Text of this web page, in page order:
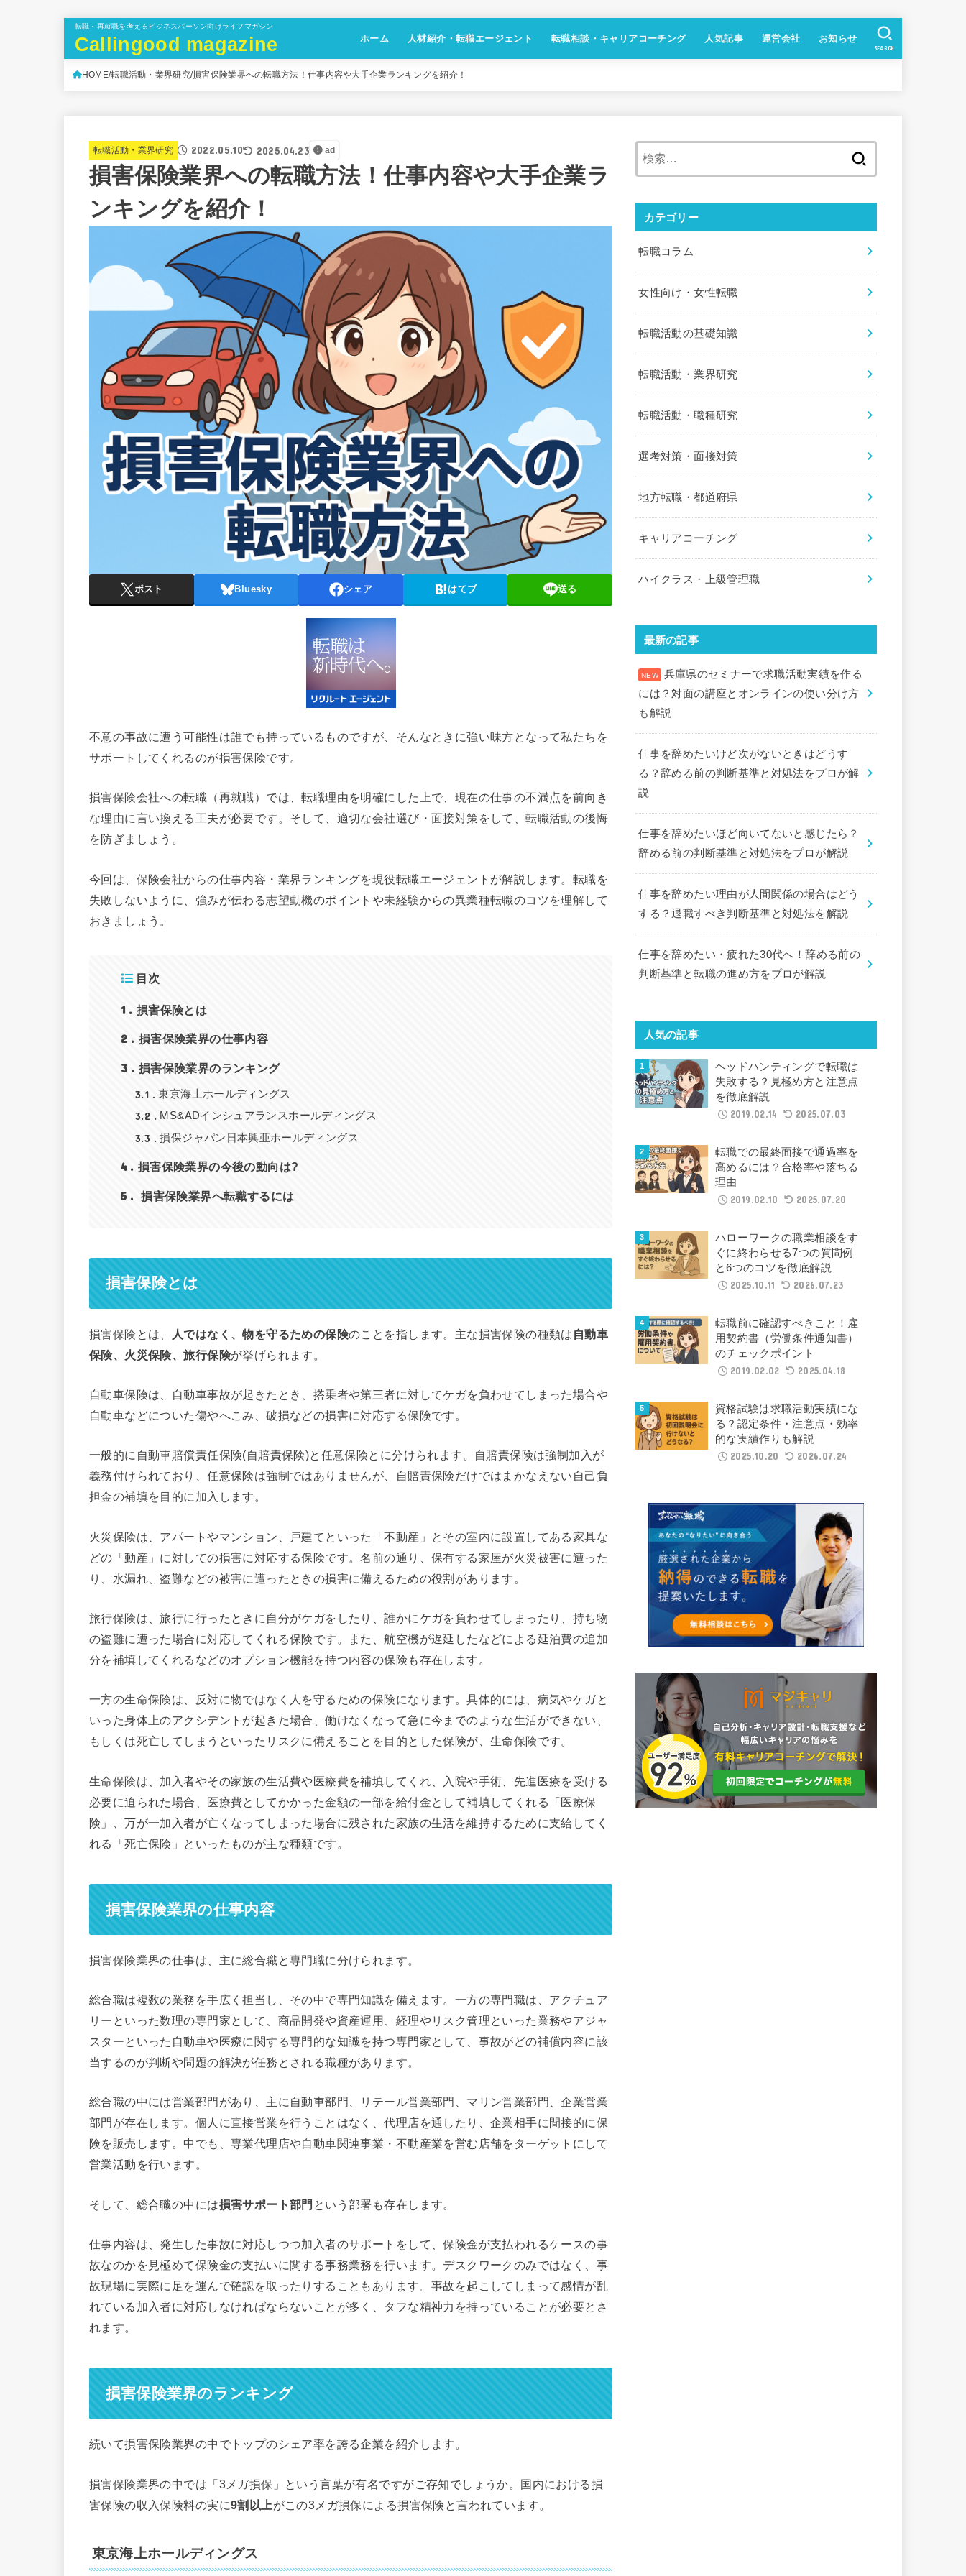
転職・再就職を考えるビジネスパーソン向けライフマガジン
Callingood magazine ホーム 人材紹介・転職エージェント 転職相談・キャリアコーチング 人気記事 運営会社 お知らせ
SEARCH
HOME 転職活動・業界研究 損害保険業界への転職方法！仕事内容や大手企業ランキングを紹介！
転職活動・業界研究 2022.05.10 2025.04.23 ad
損害保険業界への転職方法！仕事内容や大手企業ラ
ンキングを紹介！
ポスト Bluesky シェア はてブ 送る
不意の事故に遭う可能性は誰でも持っているものですが、そんなときに強い味方となって私たちを
サポートしてくれるのが損害保険です。
損害保険会社への転職（再就職）では、転職理由を明確にした上で、現在の仕事の不満点を前向き
な理由に言い換える工夫が必要です。そして、適切な会社選び・面接対策をして、転職活動の後悔
を防ぎましょう。
今回は、保険会社からの仕事内容・業界ランキングを現役転職エージェントが解説します。転職を
失敗しないように、強みが伝わる志望動機のポイントや未経験からの異業種転職のコツを理解して
おきましょう。
目次
1 損害保険とは
2 損害保険業界の仕事内容
3 損害保険業界のランキング
3.1 東京海上ホールディングス
3.2 MS&ADインシュアランスホールディングス
3.3 損保ジャパン日本興亜ホールディングス
4 損害保険業界の今後の動向は?
5 損害保険業界へ転職するには
損害保険とは
損害保険とは、 人ではなく、物を守るための保険のことを指します。主な損害保険の種類は 自動車
保険、火災保険、旅行保険が挙げられます。
自動車保険は、自動車事故が起きたとき、搭乗者や第三者に対してケガを負わせてしまった場合や
自動車などについた傷やへこみ、破損などの損害に対応する保険です。
一般的に自動車賠償責任保険(自賠責保険)と任意保険とに分けられます。自賠責保険は強制加入が
義務付けられており、任意保険は強制ではありませんが、自賠責保険だけではまかなえない自己負
担金の補填を目的に加入します。
火災保険は、アパートやマンション、戸建てといった「不動産」とその室内に設置してある家具な
どの「動産」に対しての損害に対応する保険です。名前の通り、保有する家屋が火災被害に遭った
り、水漏れ、盗難などの被害に遭ったときの損害に備えるための役割があります。
旅行保険は、旅行に行ったときに自分がケガをしたり、誰かにケガを負わせてしまったり、持ち物
の盗難に遭った場合に対応してくれる保険です。また、航空機が遅延したなどによる延泊費の追加
分を補填してくれるなどのオプション機能を持つ内容の保険も存在します。
一方の生命保険は、反対に物ではなく人を守るための保険になります。具体的には、病気やケガと
いった身体上のアクシデントが起きた場合、働けなくなって急に今までのような生活ができない、
もしくは死亡してしまうといったリスクに備えることを目的とした保険が、生命保険です。
生命保険は、加入者やその家族の生活費や医療費を補填してくれ、入院や手術、先進医療を受ける
必要に迫られた場合、医療費としてかかった金額の一部を給付金として補填してくれる「医療保
険」、万が一加入者が亡くなってしまった場合に残された家族の生活を維持するために支給してく
れる「死亡保険」といったものが主な種類です。
損害保険業界の仕事内容
損害保険業界の仕事は、主に総合職と専門職に分けられます。
総合職は複数の業務を手広く担当し、その中で専門知識を備えます。一方の専門職は、アクチュア
リーといった数理の専門家として、商品開発や資産運用、経理やリスク管理といった業務やアジャ
スターといった自動車や医療に関する専門的な知識を持つ専門家として、事故がどの補償内容に該
当するのが判断や問題の解決が任務とされる職種があります。
総合職の中には営業部門があり、主に自動車部門、リテール営業部門、マリン営業部門、企業営業
部門が存在します。個人に直接営業を行うことはなく、代理店を通したり、企業相手に間接的に保
険を販売します。中でも、専業代理店や自動車関連事業・不動産業を営む店舗をターゲットにして
営業活動を行います。
そして、総合職の中には損害サポート部門 という部署も存在します。
仕事内容は、発生した事故に対応しつつ加入者のサポートをして、保険金が支払われるケースの事
故なのかを見極めて保険金の支払いに関する事務業務を行います。デスクワークのみではなく、事
故現場に実際に足を運んで確認を取ったりすることもあります。事故を起こしてしまって感情が乱
れている加入者に対応しなければならないことが多く、タフな精神力を持っていることが必要とさ
れます。
損害保険業界のランキング
続いて損害保険業界の中でトップのシェア率を誇る企業を紹介します。
損害保険業界の中では「3メガ損保」という言葉が有名ですがご存知でしょうか。国内における損
害保険の収入保険料の実に9割以上がこの3メガ損保による損害保険と言われています。
東京海上ホールディングス
カテゴリー
転職コラム
女性向け・女性転職
転職活動の基礎知識
転職活動・業界研究
転職活動・職種研究
選考対策・面接対策
地方転職・都道府県
キャリアコーチング
ハイクラス・上級管理職
最新の記事
兵庫県のセミナーで求職活動実績を作る
には？対面の講座とオンラインの使い分け方
も解説
仕事を辞めたいけど次がないときはどうす
る？辞める前の判断基準と対処法をプロが解
説
仕事を辞めたいほど向いてないと感じたら？
辞める前の判断基準と対処法をプロが解説
仕事を辞めたい理由が人間関係の場合はどう
する？退職すべき判断基準と対処法を解説
仕事を辞めたい・疲れた30代へ！辞める前の
判断基準と転職の進め方をプロが解説
人気の記事
ヘッドハンティングで転職は
失敗する？見極め方と注意点
を徹底解説
2019.02.14
2025.07.03
転職での最終面接で通過率を
高めるには？合格率や落ちる
理由
2019.02.10
2025.07.20
ハローワークの職業相談をす
ぐに終わらせる7つの質問例
と6つのコツを徹底解説
2025.10.11
2026.07.23
転職前に確認すべきこと！雇
用契約書（労働条件通知書）
のチェックポイント
2019.02.02
2025.04.18
資格試験は求職活動実績にな
る？認定条件・注意点・効率
的な実績作りも解説
2025.10.20
2026.07.24